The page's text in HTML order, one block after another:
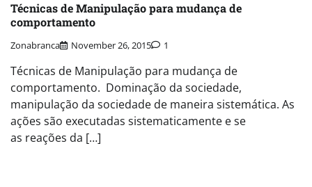
Técnicas de Manipulação para mudança de
comportamento
Zonabranca November 26, 2015 1
Técnicas de Manipulação para mudança de
comportamento. Dominação da sociedade,
manipulação da sociedade de maneira sistemática. As
ações são executadas sistematicamente e se
as reações da […]